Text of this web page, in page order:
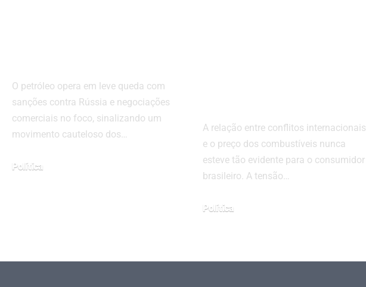
O petróleo opera em leve queda com
sanções contra Rússia e negociações
comerciais no foco, sinalizando um
movimento cauteloso dos…
Política
A relação entre conflitos internacionais
e o preço dos combustíveis nunca
esteve tão evidente para o consumidor
brasileiro. A tensão…
Política